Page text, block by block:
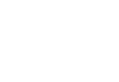
2025:
рейтингового
финала 1/4 финала